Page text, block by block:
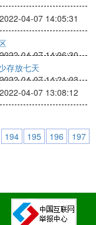
2022-04-07 14:05:31
2022-04-07 14:06:30
存放七天
2022-04-07 14:21:03
2022-04-07 13:08:12
194 195 196
197